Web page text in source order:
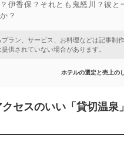
伊香保？それとも鬼怒川？彼と
？
ホテルの選定と売上の
セスのいい「貸切温泉